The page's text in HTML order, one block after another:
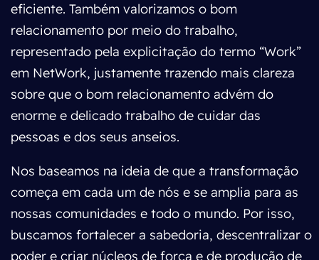
eficiente. Também valorizamos o bom
relacionamento por meio do trabalho,
representado pela explicitação do termo “Work”
em NetWork, justamente trazendo mais clareza
sobre que o bom relacionamento advém do
enorme e delicado trabalho de cuidar das
pessoas e dos seus anseios.
Nos baseamos na ideia de que a transformação
começa em cada um de nós e se amplia para as
nossas comunidades e todo o mundo. Por isso,
buscamos fortalecer a sabedoria, descentralizar o
poder e criar núcleos de força e de produção de